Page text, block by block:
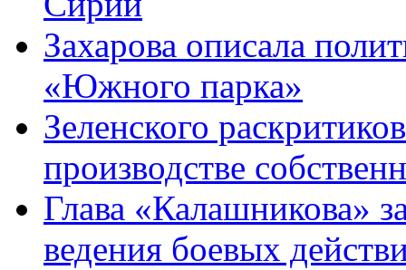
Захарова описала
«Южного парка»
Зеленского
производстве
Глава «Калашникова»
ведения боевых